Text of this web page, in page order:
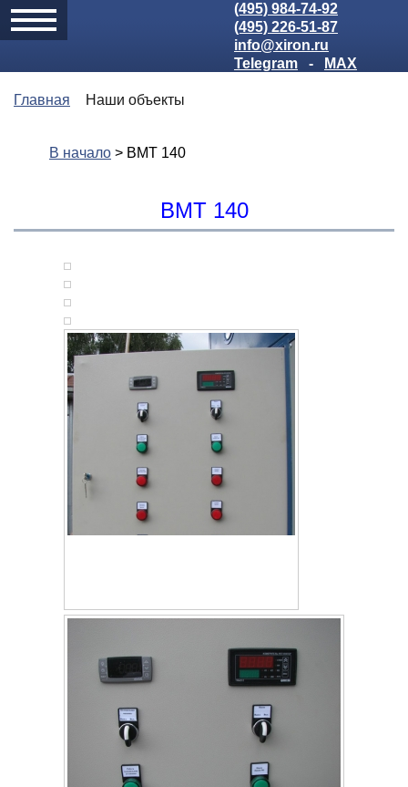
(495) 984-74-92
(495) 226-51-87
info@xiron.ru
Telegram
- MAX
Главная Наши объекты
В начало > ВМТ 140
ВМТ 140